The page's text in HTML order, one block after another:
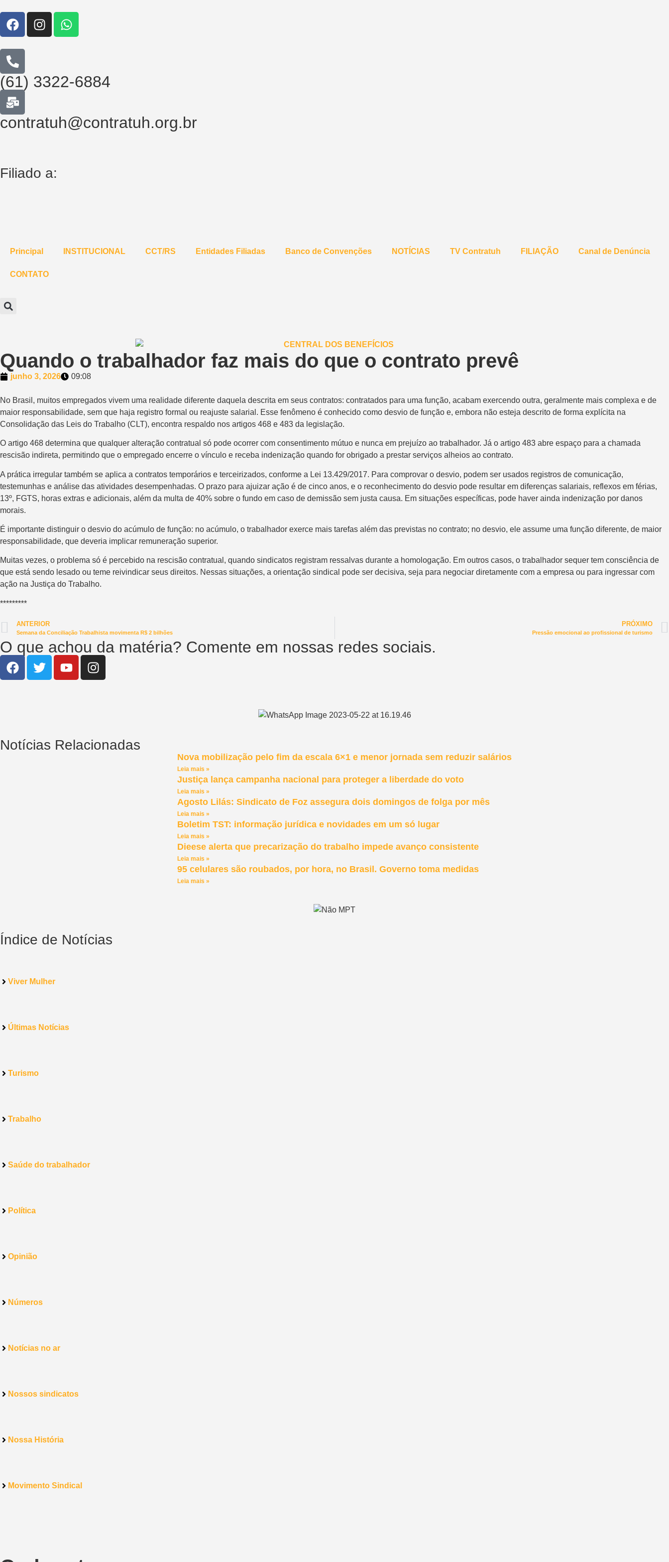
(61) 3322-6884
contratuh@contratuh.org.br
Filiado a:
Principal INSTITUCIONAL CCT/RS Entidades Filiadas Banco de Convenções NOTÍCIAS TV Contratuh FILIAÇÃO Canal de Denúncia
CONTATO
Quando o trabalhador faz mais do que o contrato prevê
junho 3, 2026 09:08
No Brasil, muitos empregados vivem uma realidade diferente daquela descrita em seus contratos: contratados para uma função, acabam exercendo outra, geralmente mais complexa e de
maior responsabilidade, sem que haja registro formal ou reajuste salarial. Esse fenômeno é conhecido como desvio de função e, embora não esteja descrito de forma explícita na
Consolidação das Leis do Trabalho (CLT), encontra respaldo nos artigos 468 e 483 da legislação.
O artigo 468 determina que qualquer alteração contratual só pode ocorrer com consentimento mútuo e nunca em prejuízo ao trabalhador. Já o artigo 483 abre espaço para a chamada
rescisão indireta, permitindo que o empregado encerre o vínculo e receba indenização quando for obrigado a prestar serviços alheios ao contrato.
A prática irregular também se aplica a contratos temporários e terceirizados, conforme a Lei 13.429/2017. Para comprovar o desvio, podem ser usados registros de comunicação,
testemunhas e análise das atividades desempenhadas. O prazo para ajuizar ação é de cinco anos, e o reconhecimento do desvio pode resultar em diferenças salariais, reflexos em férias,
13º, FGTS, horas extras e adicionais, além da multa de 40% sobre o fundo em caso de demissão sem justa causa. Em situações específicas, pode haver ainda indenização por danos
morais.
É importante distinguir o desvio do acúmulo de função: no acúmulo, o trabalhador exerce mais tarefas além das previstas no contrato; no desvio, ele assume uma função diferente, de maior
responsabilidade, que deveria implicar remuneração superior.
Muitas vezes, o problema só é percebido na rescisão contratual, quando sindicatos registram ressalvas durante a homologação. Em outros casos, o trabalhador sequer tem consciência de
que está sendo lesado ou teme reivindicar seus direitos. Nessas situações, a orientação sindical pode ser decisiva, seja para negociar diretamente com a empresa ou para ingressar com
ação na Justiça do Trabalho.
*********
ANTERIOR
Semana da Conciliação Trabalhista movimenta R$ 2 bilhões
PRÓXIMO
Pressão emocional ao profissional de turismo
O que achou da matéria? Comente em nossas redes sociais.
Notícias Relacionadas
Nova mobilização pelo fim da escala 6×1 e menor jornada sem reduzir salários
Leia mais »
Justiça lança campanha nacional para proteger a liberdade do voto
Leia mais »
Agosto Lilás: Sindicato de Foz assegura dois domingos de folga por mês
Leia mais »
Boletim TST: informação jurídica e novidades em um só lugar
Leia mais »
Dieese alerta que precarização do trabalho impede avanço consistente
Leia mais »
95 celulares são roubados, por hora, no Brasil. Governo toma medidas
Leia mais »
Índice de Notícias
Viver Mulher
Últimas Notícias
Turismo
Trabalho
Saúde do trabalhador
Política
Opinião
Números
Notícias no ar
Nossos sindicatos
Nossa História
Movimento Sindical